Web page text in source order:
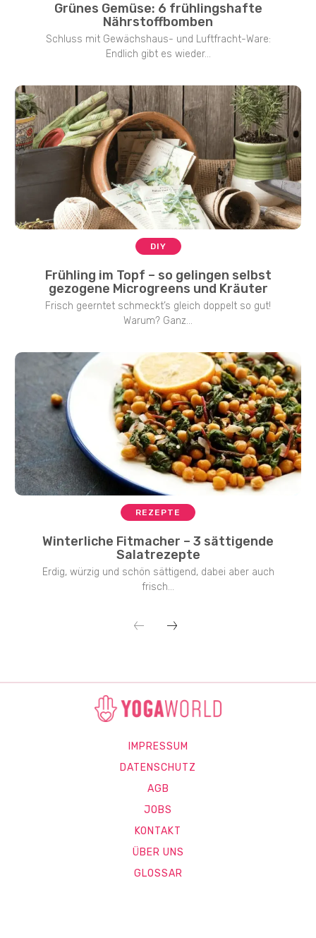
Grünes Gemüse: 6 frühlingshafte
Nährstoffbomben
Schluss mit Gewächshaus- und Luftfracht-Ware:
Endlich gibt es wieder...
DIY
Frühling im Topf – so gelingen selbst
gezogene Microgreens und Kräuter
Frisch geerntet schmeckt’s gleich doppelt so gut!
Warum? Ganz...
REZEPTE
Winterliche Fitmacher – 3 sättigende
Salatrezepte
Erdig, würzig und schön sättigend, dabei aber auch
frisch...
IMPRESSUM
DATENSCHUTZ
AGB
JOBS
KONTAKT
ÜBER UNS
GLOSSAR